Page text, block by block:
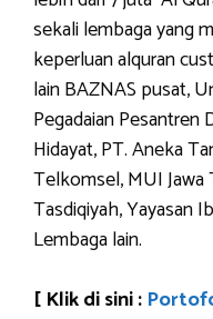
sekali lembaga yang
keperluan alquran
lain BAZNAS pusat,
Pegadaian Pesantren
Hidayat, PT. Aneka
Telkomsel, MUI Jawa
Tasdiqiyah, Yayasan
Lembaga lain.
[ Klik di sini :